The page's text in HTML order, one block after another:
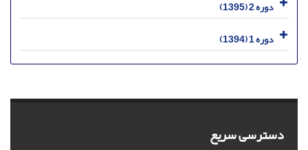
دوره 2 (1395)
دوره 1 (1394)
دسترسی سریع